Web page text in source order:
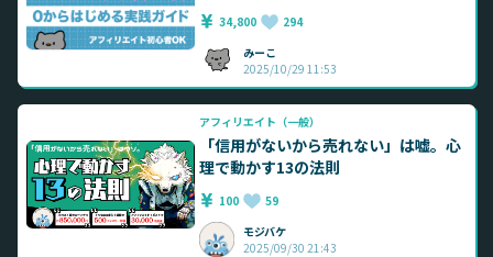
34,800
294
みーこ
2025/10/29 11:53
アフィリエイト（一般）
「信用がないから売れない」は嘘。心
理で動かす13の法則
100
59
モジバケ
2025/09/30 21:43